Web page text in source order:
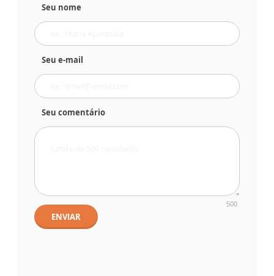
Seu nome
Seu e-mail
Seu comentário
500
ENVIAR